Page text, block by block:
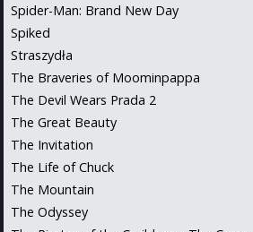
Spider-Man: Brand New Day
Spiked
Straszydła
The Braveries of Moominpappa
The Devil Wears Prada 2
The Great Beauty
The Invitation
The Life of Chuck
The Mountain
The Odyssey